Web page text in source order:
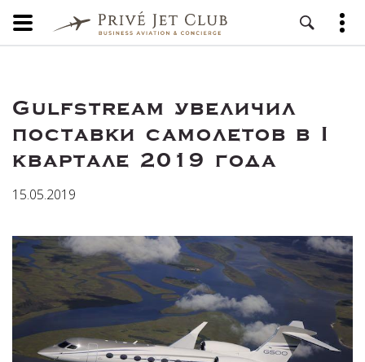
Gulfstream увеличил
поставки самолетов в I
квартале 2019 года
15.05.2019